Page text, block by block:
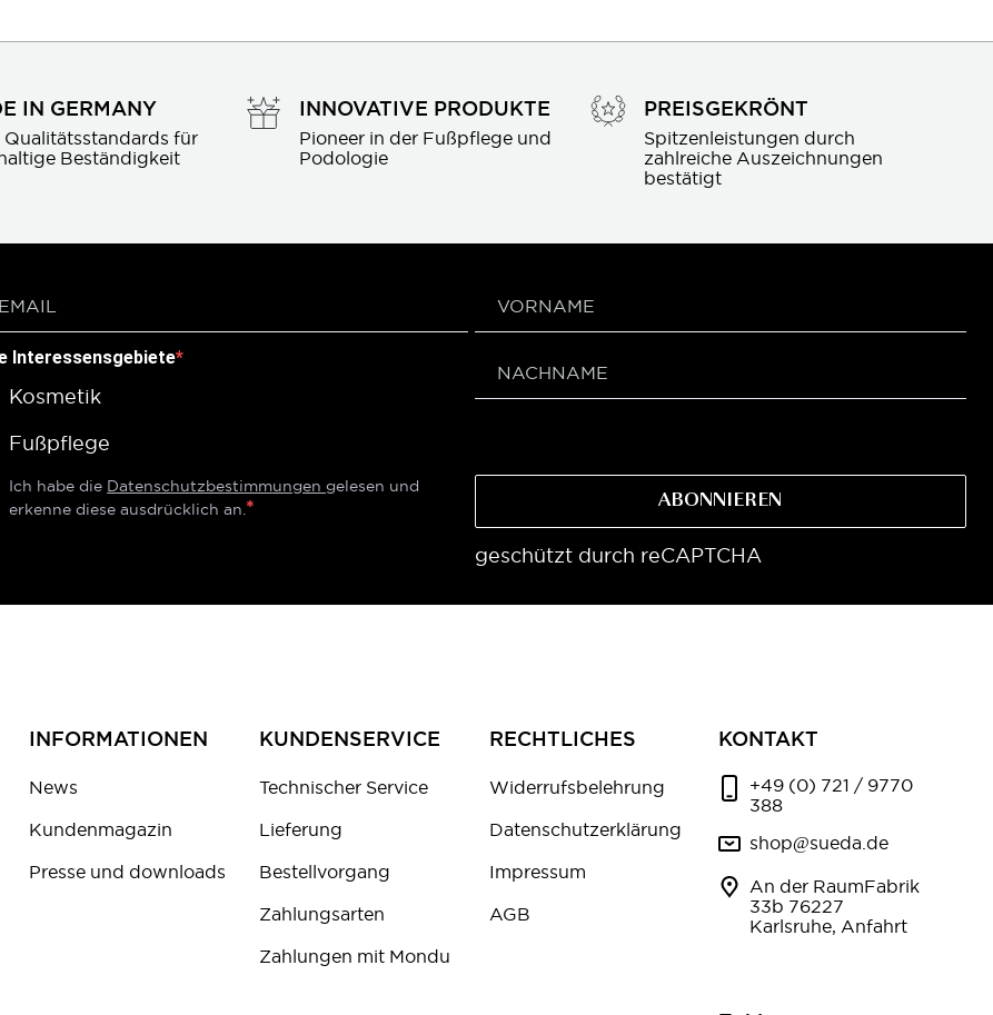
IN GERMANY
Qualitätsstandards für
Beständigkeit
INNOVATIVE PRODUKTE
Pioneer in der Fußpflege und
Podologie
PREISGEKRÖNT
Spitzenleistungen durch
zahlreiche Auszeichnungen
bestätigt
Interessensgebiete
Kosmetik
Fußpflege
Ich habe die Datenschutzbestimmungengelesen und
erkenne diese ausdrücklich an.
ABONNIEREN
geschützt durch reCAPTCHA
INFORMATIONEN
News
Kundenmagazin
Presse und downloads
KUNDENSERVICE
Technischer Service
Lieferung
Bestellvorgang
Zahlungsarten
Zahlungen mit Mondu
RECHTLICHES
Widerrufsbelehrung
Datenschutzerklärung
Impressum
AGB
KONTAKT
+49 (0) 721 / 9770
388
shop@sueda.de
An der RaumFabrik
33b 76227
Karlsruhe, Anfahrt